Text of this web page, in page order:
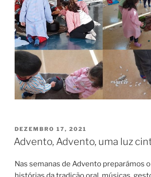
PUBLICADO
EM
DEZEMBRO 17, 2021
Advento, Advento, uma luz
Nas semanas de Advento preparámos